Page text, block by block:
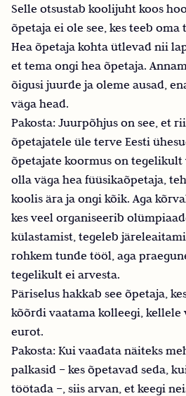
Selle otsustab koolijuht koos
õpetaja ei ole see, kes teeb
Hea õpetaja kohta ütlevad nii
et tema ongi hea õpetaja.
õigusi juurde ja oleme ausad,
väga head.
Pakosta: Juurpõhjus on see, et
õpetajatele üle terve Eesti
õpetajate koormus on tegelikult
olla väga hea füüsikaõpetaja,
koolis ära ja ongi kõik. Aga
kes veel organiseerib
külastamist, tegeleb
rohkem tunde tööl, aga
tegelikult ei arvesta.
Päriselus hakkab see õpetaja,
kõõrdi vaatama kolleegi, kellele
eurot.
Pakosta: Kui vaadata näiteks
palkasid – kes õpetavad seda,
töötada –, siis arvan, et keegi